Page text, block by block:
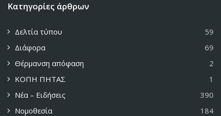
Κατηγορίες άρθρων
Δελτία τύπου
59
Διάφορα
69
Θέρμανση απόφαση
2
ΚΟΠΗ ΠΗΤΑΣ
1
Νέα – Ειδήσεις
390
Νομοθεσία
184